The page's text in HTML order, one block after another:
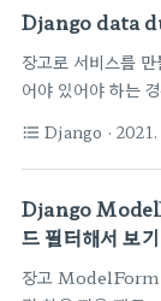
같다. -------- 이런
나 무조건 하나의
제거해야 한다. 다
ForeignKey 등 릴
다. 그리고, 일단
Django data
장고로 서비스를
어야 있어야 하는
태 데이터 이런 것
방법은 아주 쉽다.
것을 dump 떠 놓
https://
dumpdata-and-
https://
format_list_bulleted Django ·
Django
드 필터해서 보기
장고 ModelForm